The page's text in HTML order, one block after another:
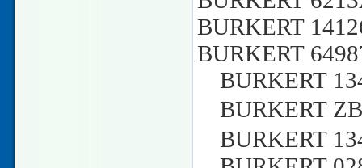
BURKERT
BURKERT
BURKERT
BURKERT
BURKERT